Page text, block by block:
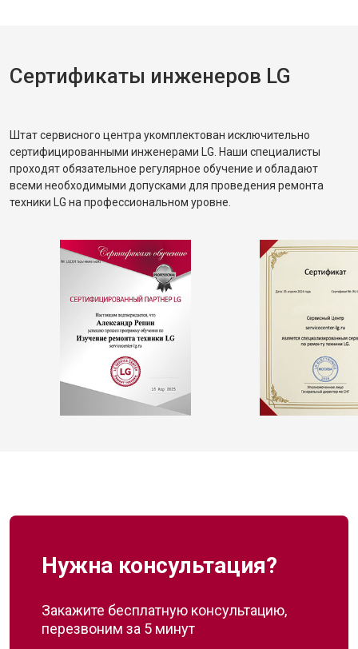
Сертификаты инженеров LG
Штат сервисного центра укомплектован исключительно
сертифицированными инженерами LG. Наши специалисты
проходят обязательное регулярное обучение и обладают
всеми необходимыми допусками для проведения ремонта
техники LG на профессиональном уровне.
Нужна консультация?
Закажите бесплатную консультацию,
перезвоним за 5 минут